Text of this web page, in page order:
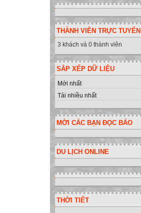
THÀNH VIÊN TRỰC TUYẾN
3 khách và 0 thành viên
SẮP XẾP DỮ LIỆU
Mới nhất
Tải nhiều nhất
MỜI CÁC BẠN ĐỌC BÁO
DU LỊCH ONLINE
THỜI TIẾT